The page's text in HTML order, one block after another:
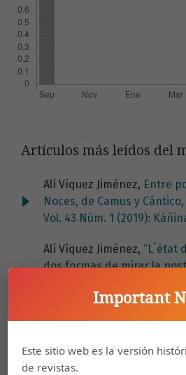
Artículos más leídos del
Alí Víquez Jiménez, Entre
Noces, de Camus y
Vol. 43 Núm. 1 (2019):
Alí Víquez Jiménez, “L´état
dos formas de mirar la
Káñina: Vol. 43
(Mayo-Agosto)
Azofeifa: de Trunca
Vol. 31 Núm. 2 (2007):
Important
Este sitio web es la versión
de revistas.